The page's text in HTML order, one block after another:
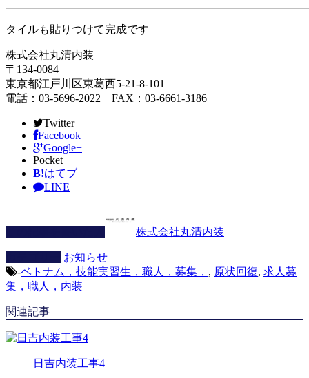
タイルも貼りつけて完成です
株式会社丸清内装
〒134-0084
東京都江戸川区東葛西5-21-8-101
電話：03-5696-2022 FAX：03-6661-3186
Twitter
Facebook
Google+
Pocket
B!はてブ
LINE
株式会社丸清内装
お知らせ
-ベトナム，技能実習生，職人，募集， , 原状回復, 求人募
集，職人，内装
関連記事
日吉内装工事4